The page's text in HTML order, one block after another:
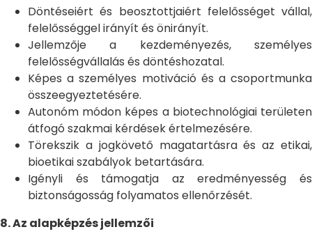
Döntéseiért és beosztottjaiért felelősséget vállal,
felelősséggel irányít és önirányít.
Jellemzője a kezdeményezés, személyes
felelősségvállalás és döntéshozatal.
Képes a személyes motiváció és a csoportmunka
összeegyeztetésére.
Autonóm módon képes a biotechnológiai területen
átfogó szakmai kérdések értelmezésére.
Törekszik a jogkövető magatartásra és az etikai,
bioetikai szabályok betartására.
Igényli és támogatja az eredményesség és
biztonságosság folyamatos ellenőrzését.
8. Az alapképzés jellemzői